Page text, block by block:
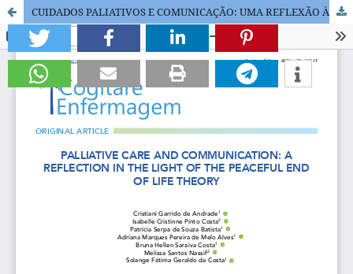
CUIDADOS PALIATIVOS E COMUNICAÇÃO: UMA REFLEXÃO À LUZ DA TEORIA DO FINAL DE VIDA PACÍFICO